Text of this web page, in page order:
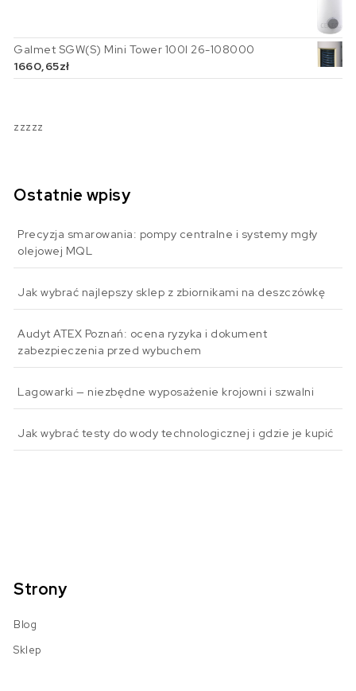
Galmet SGW(S) Mini Tower 100l 26-108000
1660,65zł
zzzzz
Ostatnie wpisy
Precyzja smarowania: pompy centralne i systemy mgły
olejowej MQL
Jak wybrać najlepszy sklep z zbiornikami na deszczówkę
Audyt ATEX Poznań: ocena ryzyka i dokument
zabezpieczenia przed wybuchem
Lagowarki — niezbędne wyposażenie krojowni i szwalni
Jak wybrać testy do wody technologicznej i gdzie je kupić
Strony
Blog
Sklep